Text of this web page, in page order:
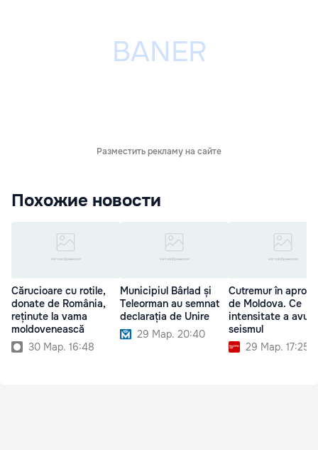
Разместить рекламу на сайте
Похожие новости
Cărucioare cu rotile,
donate de România,
reținute la vama
moldovenească
30 Мар. 16:48
Municipiul Bârlad și
Teleorman au semnat
declarația de Unire
29 Мар. 20:40
Cutremur în
de Moldova. Ce
intensitate a avut
seismul
29 Мар. 17:25